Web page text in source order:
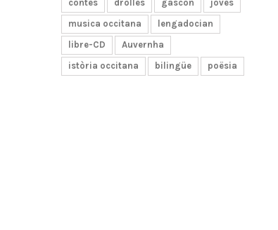
contes
dròlles gascon
joves
musica occitana
lengadocian
libre-CD
Auvernha
istòria occitana
bilingüe poësia